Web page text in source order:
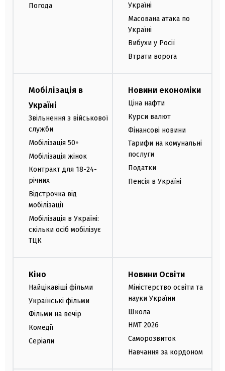
Погода
Україні
Масована атака по
Україні
Вибухи у Росії
Втрати ворога
Мобілізація в
Україні
Звільнення з військової
служби
Мобілізація 50+
Мобілізація жінок
Контракт для 18-24-
річних
Відстрочка від
мобілізації
Мобілізація в Україні:
скільки осіб мобілізує
ТЦК
Новини економіки
Ціна нафти
Курси валют
Фінансові новини
Тарифи на комунальні
послуги
Податки
Пенсія в Україні
Кіно
Найцікавіші фільми
Українські фільми
Фільми на вечір
Комедії
Серіали
Новини Освіти
Міністерство освіти та
науки України
Школа
НМТ 2026
Саморозвиток
Навчання за кордоном